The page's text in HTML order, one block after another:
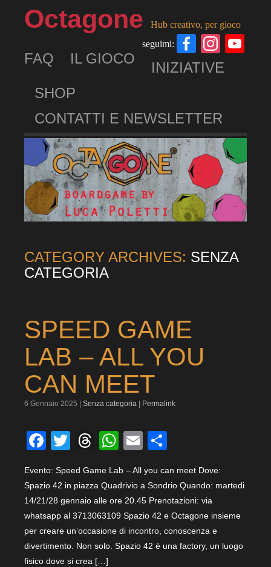
Octagone
Hub creativo, per gioco
seguimi:
Facebook
FAQ IL GIOCO
INIZIATIVE
SHOP
CONTATTI E NEWSLETTER
CATEGORY ARCHIVES: SENZA
CATEGORIA
SPEED GAME
LAB – ALL YOU
CAN MEET
6 Gennaio 2025 | Senza categoria Permalink
Facebook
TwitterThreads
WhatsApp
Email
Evento: Speed Game Lab – All you can meet Dove:
Spazio 42 in piazza Quadrivio a Sondrio Quando: martedi
14/21/28 gennaio alle ore 20.45 Prenotazioni: via
whatsapp al 3713063109 Spazio 42 e Octagone insieme
per creare un’occasione di incontro, conoscenza e
divertimento. Non solo. Spazio 42 è una factory, un luogo
fisico dove si crea […]